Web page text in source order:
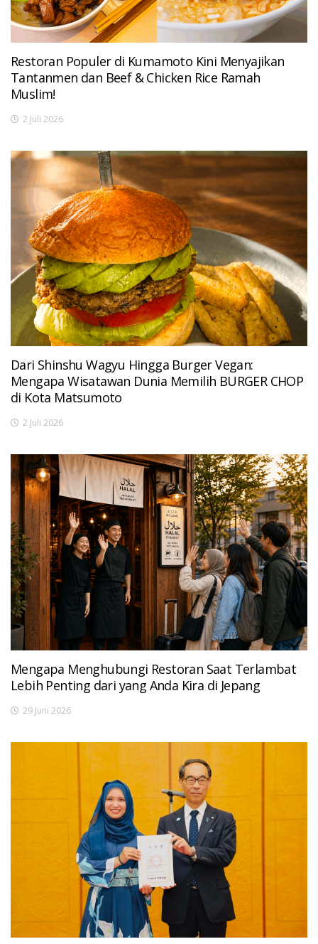
Restoran Populer di Kumamoto Kini Menyajikan
Tantanmen dan Beef & Chicken Rice Ramah
Muslim!
2 Juli 2026
Dari Shinshu Wagyu Hingga Burger Vegan:
Mengapa Wisatawan Dunia Memilih BURGER CHOP
di Kota Matsumoto
2 Juli 2026
Mengapa Menghubungi Restoran Saat Terlambat
Lebih Penting dari yang Anda Kira di Jepang
29 Juni 2026